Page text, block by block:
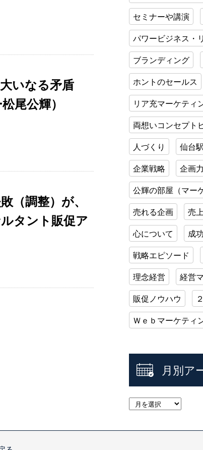
いなる矛盾
尾公輝）
（調整）が、
タント販促ア
セミナーや講演
パワービジネス・
ブランディング
ホントのセールス
リア充マーケティ
両想いコンセプト
人づくり 仙台
企業戦略 企画
公輝の部屋（マー
売れる企画 売
心について 成
戦略エピソード
理念経営 経営
販促ノウハウ
Ｗｅｂマーケティ
月別ア